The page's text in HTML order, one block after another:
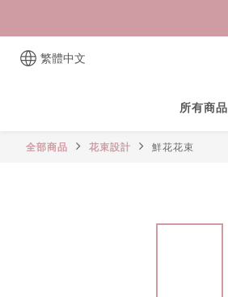
繁體中文
所有商品
全部商品 花束設計 鮮花花束